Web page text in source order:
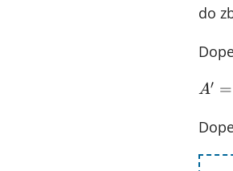
do
A' =
A
A′ =